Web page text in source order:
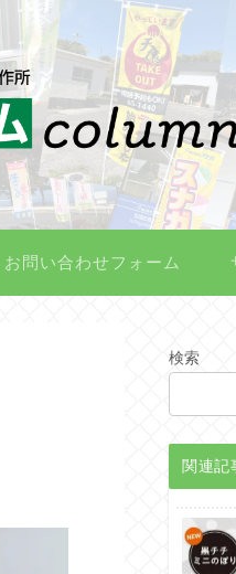
お問い合わせフォーム
検索
関連記